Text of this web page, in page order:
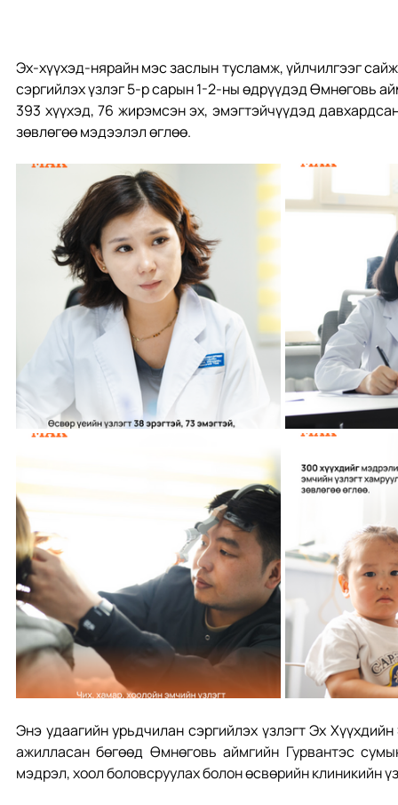
Эх-хүүхэд-нярайн мэс заслын тусламж, үйлчилгээг
сэргийлэх үзлэг 5-р сарын 1-2-ны өдрүүдэд Өмнөговь
393 хүүхэд, 76 жирэмсэн эх, эмэгтэйчүүдэд
зөвлөгөө мэдээлэл өглөө.
Энэ удаагийн урьдчилан сэргийлэх үзлэгт Эх
ажилласан бөгөөд Өмнөговь аймгийн Гурвантэс
мэдрэл, хоол боловсруулах болон өсвөрийн клиникийн